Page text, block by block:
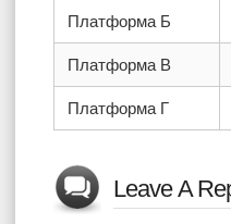
Платформа Б
Платформа В
Платформа Г
Leave A